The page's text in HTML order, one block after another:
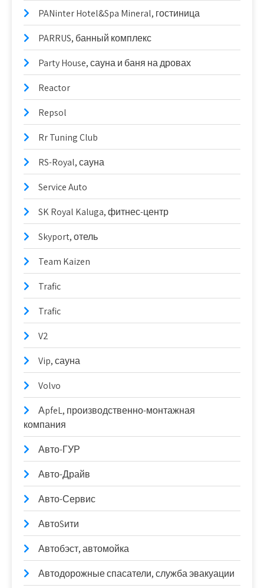
PANinter Hotel&Spa Mineral, гостиница
PARRUS, банный комплекс
Party House, сауна и баня на дровах
Reactor
Repsol
Rr Tuning Club
RS-Royal, сауна
Service Auto
SK Royal Kaluga, фитнес-центр
Skyport, отель
Team Kaizen
Trafic
Trafic
V2
Vip, сауна
Volvo
АpfeL, производственно-монтажная
компания
Авто-ГУР
Авто-Драйв
Авто-Сервис
АвтоSити
Автобэст, автомойка
Автодорожные спасатели, служба эвакуации